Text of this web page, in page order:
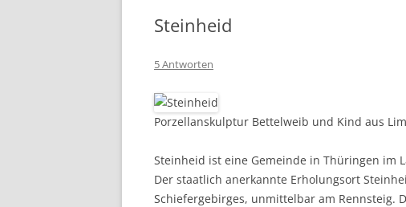
Steinheid
5 Antworten
Porzellanskulptur Bettelweib und Kind aus
Steinheid ist eine Gemeinde in Thüringen im
Der staatlich anerkannte Erholungsort
Schiefergebirges, unmittelbar am Rennsteig.